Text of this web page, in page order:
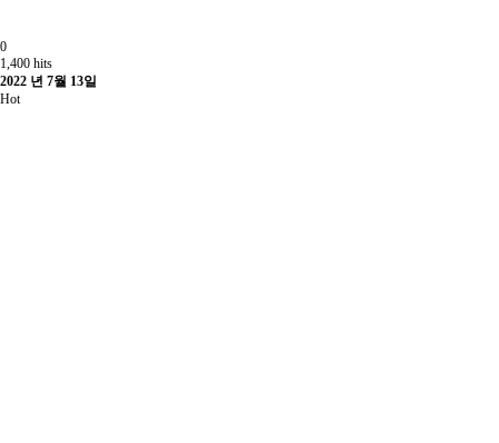
0
1,400 hits
2022 년 7월 13일
Hot